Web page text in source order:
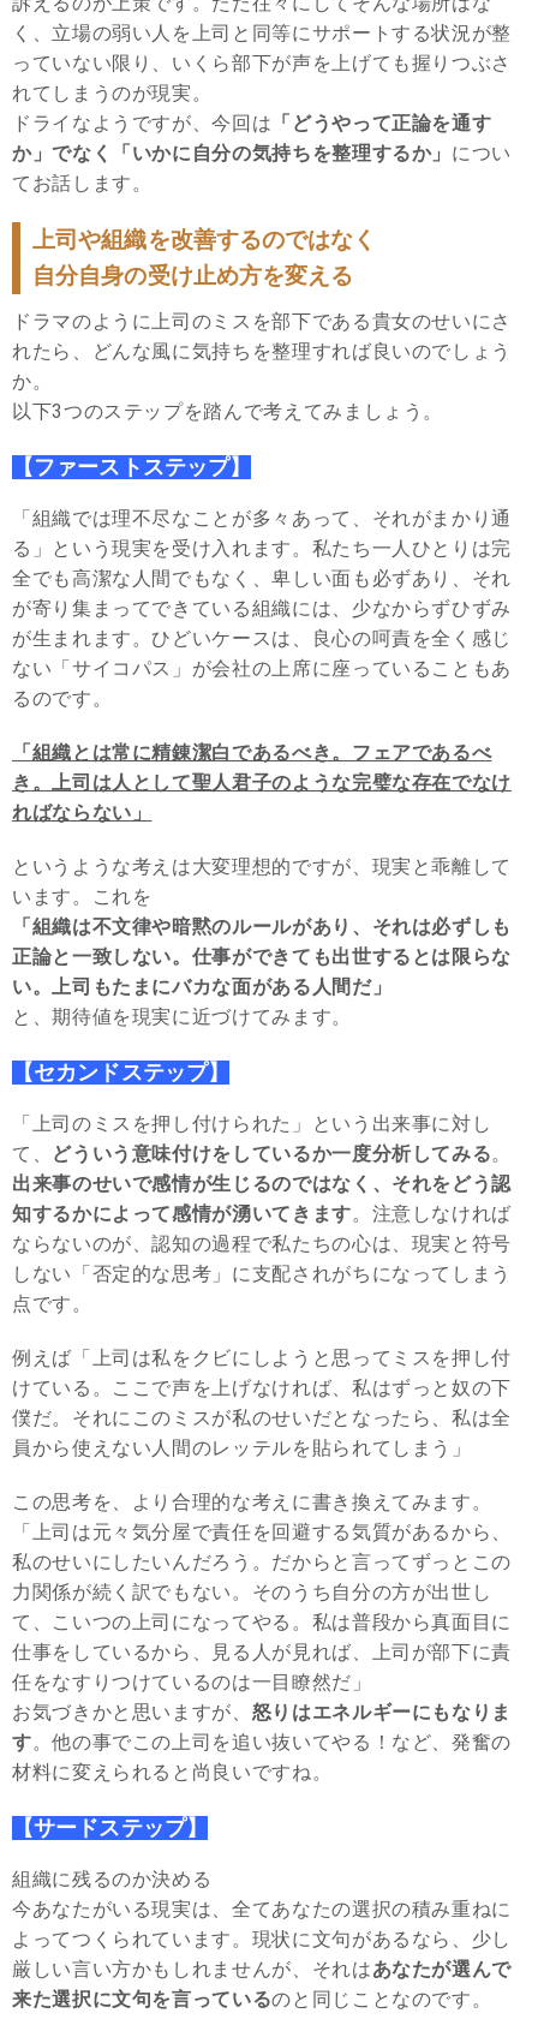
く、立場の弱い人を上司と同等にサポートする状況が整
っていない限り、いくら部下が声を上げても握りつぶさ
れてしまうのが現実。
ドライなようですが、今回は 「どうやって正論を通す
か」でなく「いかに自分の気持ちを整理するか」 につい
てお話します。
上司や組織を改善するのではなく
自分自身の受け止め方を変える
ドラマのように上司のミスを部下である貴女のせいにさ
れたら、どんな風に気持ちを整理すれば良いのでしょう
か。
以下3つのステップを踏んで考えてみましょう。
【ファーストステップ】
「組織では理不尽なことが多々あって、それがまかり通
る」という現実を受け入れます。私たち一人ひとりは完
全でも高潔な人間でもなく、卑しい面も必ずあり、それ
が寄り集まってできている組織には、少なからずひずみ
が生まれます。ひどいケースは、良心の呵責を全く感じ
ない「サイコパス」が会社の上席に座っていることもあ
るのです。
「組織とは常に精錬潔白であるべき。フェアであるべ
き。上司は人として聖人君子のような完璧な存在でなけ
ればならない」
というような考えは大変理想的ですが、現実と乖離して
います。これを
「組織は不文律や暗黙のルールがあり、それは必ずしも
正論と一致しない。仕事ができても出世するとは限らな
い。上司もたまにバカな面がある人間だ」
と、期待値を現実に近づけてみます。
【セカンドステップ】
「上司のミスを押し付けられた」という出来事に対し
て、 どういう意味付けをしているか一度分析してみる。
出来事のせいで感情が生じるのではなく、それをどう認
知するかによって感情が湧いてきます。注意しなければ
ならないのが、認知の過程で私たちの心は、現実と符号
しない「否定的な思考」に支配されがちになってしまう
点です。
例えば「上司は私をクビにしようと思ってミスを押し付
けている。ここで声を上げなければ、私はずっと奴の下
僕だ。それにこのミスが私のせいだとなったら、私は全
員から使えない人間のレッテルを貼られてしまう」
この思考を、より合理的な考えに書き換えてみます。
「上司は元々気分屋で責任を回避する気質があるから、
私のせいにしたいんだろう。だからと言ってずっとこの
力関係が続く訳でもない。そのうち自分の方が出世し
て、こいつの上司になってやる。私は普段から真面目に
仕事をしているから、見る人が見れば、上司が部下に責
任をなすりつけているのは一目瞭然だ」
お気づきかと思いますが、 怒りはエネルギーにもなりま
す。他の事でこの上司を追い抜いてやる！など、発奮の
材料に変えられると尚良いですね。
【サードステップ】
組織に残るのか決める
今あなたがいる現実は、全てあなたの選択の積み重ねに
よってつくられています。現状に文句があるなら、少し
厳しい言い方かもしれませんが、それはあなたが選んで
来た選択に文句を言っているのと同じことなのです。